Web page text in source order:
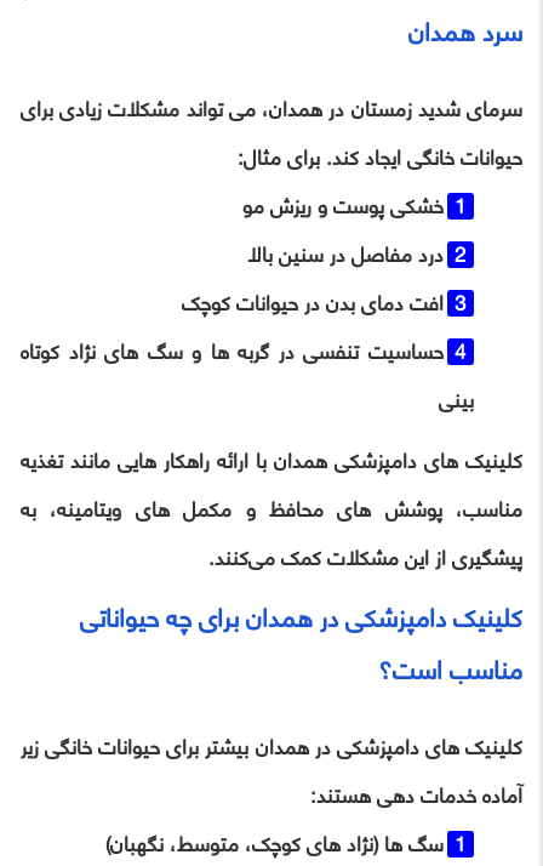
سرد همدان
سرمای شدید زمستان در همدان، می تواند مشکلات زیادی برای
حیوانات خانگی ایجاد کند. برای مثال:
خشکی پوست و ریزش مو
درد مفاصل در سنین بالا
افت دمای بدن در حیوانات کوچک
حساسیت تنفسی در گربه‌ ها و سگ‌ های نژاد کوتاه
‌بینی
کلینیک‌ های دامپزشکی همدان با ارائه راهکار هایی مانند تغذیه
مناسب، پوشش‌ های محافظ و مکمل‌ های ویتامینه، به
پیشگیری از این مشکلات کمک می‌کنند.
کلینیک دامپزشکی در همدان برای چه حیواناتی
مناسب است؟
کلینیک ‌های دامپزشکی در همدان بیشتر برای حیوانات خانگی زیر
آماده خدمات‌ دهی هستند:
سگ ‌ها (نژاد های کوچک، متوسط، نگهبان)